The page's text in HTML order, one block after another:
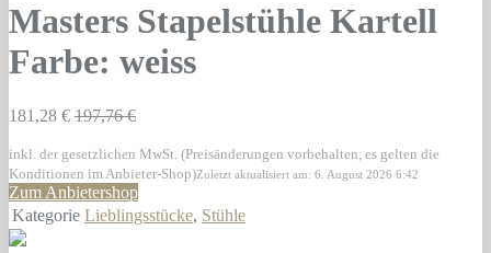
Masters Stapelstühle Kartell
Farbe: weiss
181,28 € 197,76 €
inkl. der gesetzlichen MwSt. (Preisänderungen vorbehalten, es gelten die
Konditionen im Anbieter-Shop)Zuletzt aktualisiert am: 6. August 2026 6:42
Zum Anbietershop
Kategorie Lieblingsstücke, Stühle